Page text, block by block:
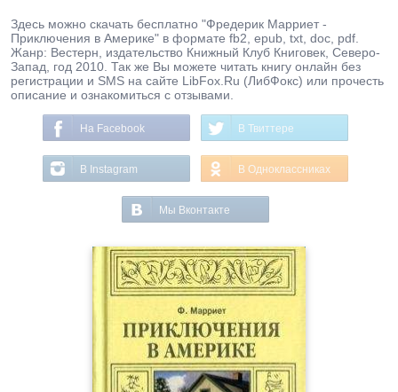
Здесь можно скачать бесплатно "Фредерик Марриет -
Приключения в Америке" в формате fb2, epub, txt, doc, pdf.
Жанр: Вестерн, издательство Книжный Клуб Книговек, Северо-
Запад, год 2010. Так же Вы можете читать книгу онлайн без
регистрации и SMS на сайте LibFox.Ru (ЛибФокс) или прочесть
описание и ознакомиться с отзывами.
На Facebook В Твиттере
В Instagram В Одноклассниках
Мы Вконтакте